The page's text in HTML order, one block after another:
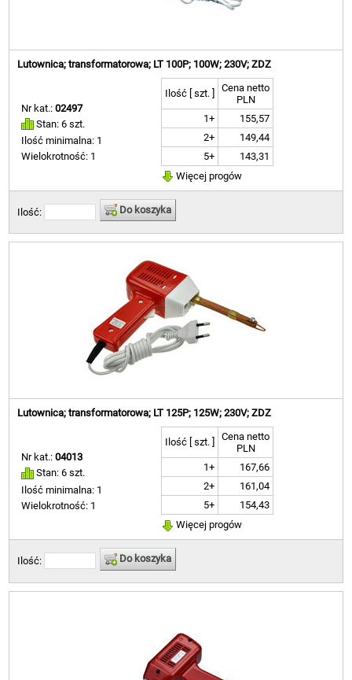
Lutownica; transformatorowa; LT 100P; 100W; 230V; ZDZ
Nr kat.:02497
Stan: 6 szt.
Ilość minimalna: 1
Wielokrotność: 1
Ilość [ szt. ]
Cena netto
PLN
1+
155,57
2+
149,44
5+
143,31
Więcej progów
Ilość: Do koszyka
Lutownica; transformatorowa; LT 125P; 125W; 230V; ZDZ
Nr kat.:04013
Stan: 6 szt.
Ilość minimalna: 1
Wielokrotność: 1
Ilość [ szt. ]
Cena netto
PLN
1+
167,66
2+
161,04
5+
154,43
Więcej progów
Ilość: Do koszyka